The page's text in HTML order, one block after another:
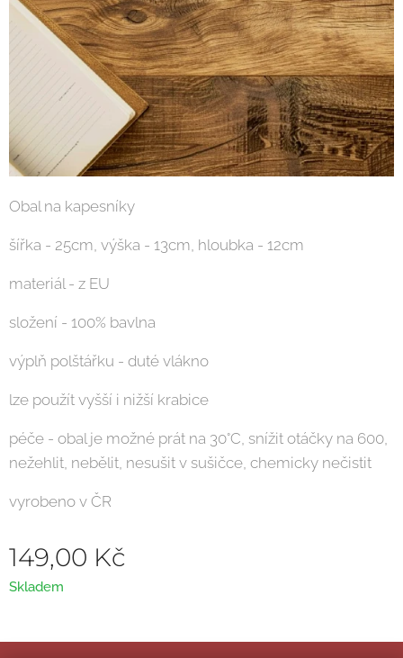
Obal na kapesníky
šířka - 25cm, výška - 13cm, hloubka - 12cm
materiál - z EU
složení - 100% bavlna
výplň polštářku - duté vlákno
lze použít vyšší i nižší krabice
péče - obal je možné prát na 30°C, snížit otáčky na 600,
nežehlit, nebělit, nesušit v sušičce, chemicky nečistit
vyrobeno v ČR
149,00 Kč
Skladem